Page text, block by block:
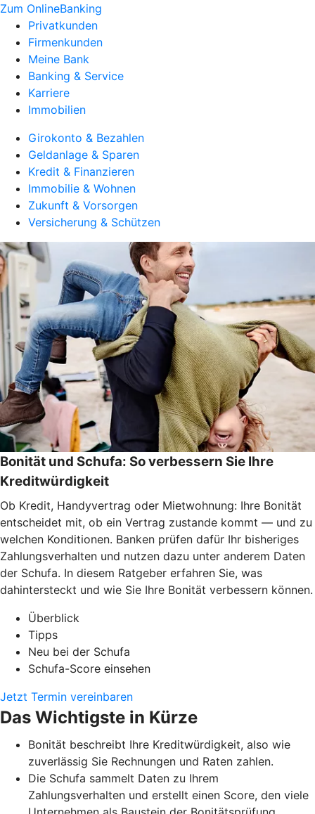
Zum OnlineBanking
Privatkunden
Firmenkunden
Meine Bank
Banking & Service
Karriere
Immobilien
Girokonto & Bezahlen
Geldanlage & Sparen
Kredit & Finanzieren
Immobilie & Wohnen
Zukunft & Vorsorgen
Versicherung & Schützen
Bonität und Schufa: So verbessern Sie Ihre
Kreditwürdigkeit
Ob Kredit, Handyvertrag oder Mietwohnung: Ihre Bonität
entscheidet mit, ob ein Vertrag zustande kommt — und zu
welchen Konditionen. Banken prüfen dafür Ihr bisheriges
Zahlungsverhalten und nutzen dazu unter anderem Daten
der Schufa. In diesem Ratgeber erfahren Sie, was
dahintersteckt und wie Sie Ihre Bonität verbessern können.
Überblick
Tipps
Neu bei der Schufa
Schufa-Score einsehen
Jetzt Termin vereinbaren
Das Wichtigste in Kürze
Bonität beschreibt Ihre Kreditwürdigkeit, also wie
zuverlässig Sie Rechnungen und Raten zahlen.
Die Schufa sammelt Daten zu Ihrem
Zahlungsverhalten und erstellt einen Score, den viele